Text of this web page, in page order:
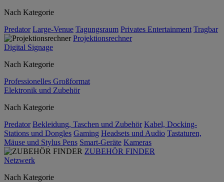
Nach Kategorie
Predator Large-Venue Tagungsraum Privates Entertainment Tragbar
Projektionsrechner
Digital Signage
Nach Kategorie
Professionelles Großformat
Elektronik und Zubehör
Nach Kategorie
Predator Bekleidung, Taschen und Zubehör Kabel, Docking-
Stations und Dongles Gaming Headsets und Audio Tastaturen,
Mäuse und Stylus Pens Smart-Geräte Kameras
ZUBEHÖR FINDER
Netzwerk
Nach Kategorie